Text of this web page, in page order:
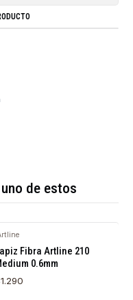
de estos
Fibra Artline 210
0.6mm